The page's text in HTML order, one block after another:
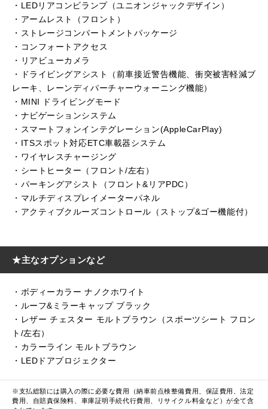
・LEDリアコンビランプ（ユニオンジャックデザイン）
・アームレスト（フロント）
・ストレージコンパートメントパッケージ
・コンフォートアクセス
・リアビューカメラ
・ドライビングアシスト（前車接近警告機能、衝突被害軽減ブ
レーキ、レーンディパーチャーウォーニング機能）
・MINI ドライビングモード
・ナビゲーションシステム
・スマートフォンインテグレーション(AppleCarPlay)
・ITSスポット対応ETC車載器システム
・ワイヤレスチャージング
・シートヒーター（フロント/左右）
・パーキングアシスト（フロント&リアPDC）
・マルチディスプレイメーターパネル
・アクティブクルーズコントロール（ストップ&ゴー機能付）
★主なオプションなど
・ボディーカラー ナノクホワイト
・ルーフ&ミラーキャップ ブラック
・レザー チェスター モルトブラウン（スポーツシート フロン
ト/左右）
・カラーライン モルトブラウン
・LEDドアプロジェクター
※支払総額には購入の際に必要な費用（納車前点検整備費用、保証費用、法定
費用、自賠責保険料、車庫証明手続代行費用、リサイクル料金など）が全て含